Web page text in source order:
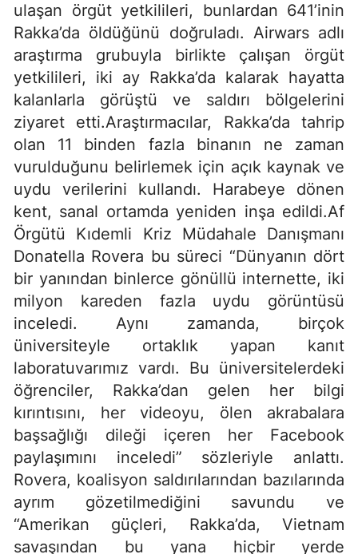
ulaşan örgüt yetkilileri, bunlardan 641’inin
Rakka’da öldüğünü doğruladı. Airwars adlı
araştırma grubuyla birlikte çalışan örgüt
yetkilileri, iki ay Rakka’da kalarak hayatta
kalanlarla görüştü ve saldırı bölgelerini
ziyaret etti.Araştırmacılar, Rakka’da tahrip
olan 11 binden fazla binanın ne zaman
vurulduğunu belirlemek için açık kaynak ve
uydu verilerini kullandı. Harabeye dönen
kent, sanal ortamda yeniden inşa edildi.Af
Örgütü Kıdemli Kriz Müdahale Danışmanı
Donatella Rovera bu süreci “Dünyanın dört
bir yanından binlerce gönüllü internette, iki
milyon kareden fazla uydu görüntüsü
inceledi. Aynı zamanda, birçok
üniversiteyle ortaklık yapan kanıt
laboratuvarımız vardı. Bu üniversitelerdeki
öğrenciler, Rakka’dan gelen her bilgi
kırıntısını, her videoyu, ölen akrabalara
başsağlığı dileği içeren her Facebook
paylaşımını inceledi” sözleriyle anlattı.
Rovera, koalisyon saldırılarından bazılarında
ayrım gözetilmediğini savundu ve
“Amerikan güçleri, Rakka’da, Vietnam
savaşından bu yana hiçbir yerde